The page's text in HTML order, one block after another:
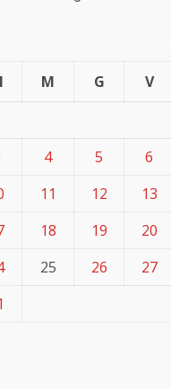
M G V
4 5 6
11 12 13
18 19 20
25 26 27